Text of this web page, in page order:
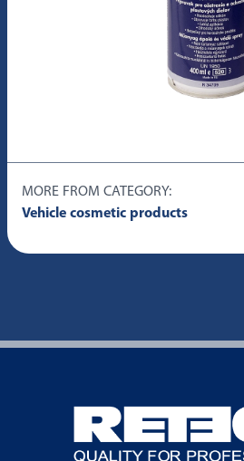
MORE FROM CATEGORY:
Vehicle cosmetic products